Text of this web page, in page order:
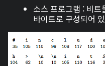
소스 프로그램 : 비
바이트로 구성되어